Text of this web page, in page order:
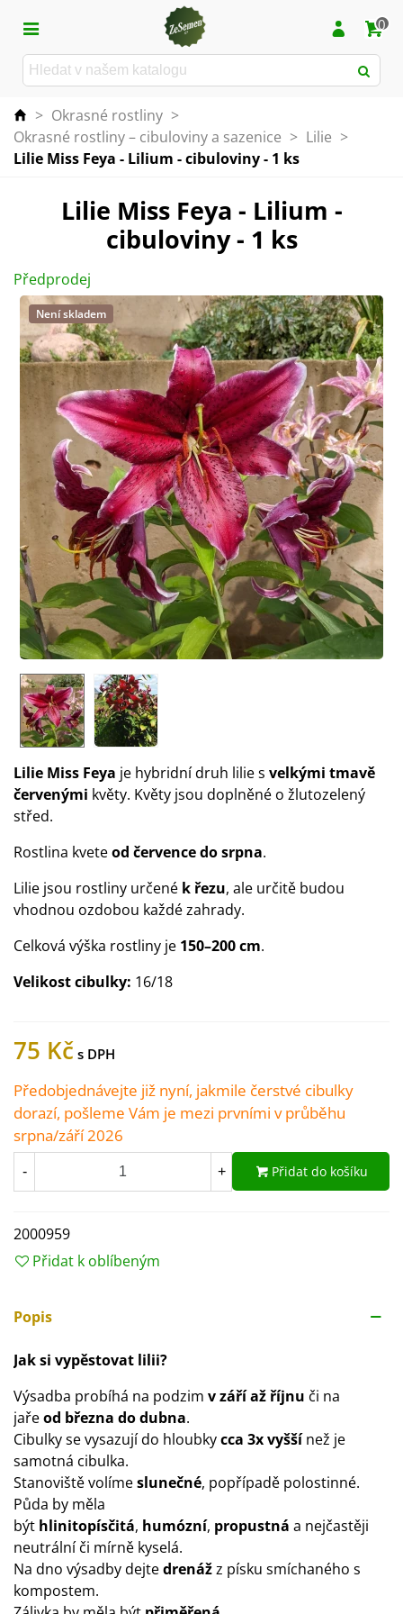
0
> Okrasné rostliny >
Okrasné rostliny – cibuloviny a sazenice > Lilie >
Lilie Miss Feya - Lilium - cibuloviny - 1 ks
Lilie Miss Feya - Lilium -
cibuloviny - 1 ks
Předprodej
Není skladem
Lilie Miss Feya je hybridní druh lilie s velkými tmavě
červenými květy. Květy jsou doplněné o žlutozelený
střed.
Rostlina kveteod července do srpna.
Lilie jsou rostliny určené k řezu, ale určitě budou
vhodnou ozdobou každé zahrady.
Celková výška rostliny je 150–200 cm.
Velikost cibulky: 16/18
75 Kč
Předobjednávejte již nyní, jakmile čerstvé cibulky
dorazí, pošleme Vám je mezi prvními v průběhu
srpna/září 2026
- + Přidat do košíku
2000959
Přidat k oblíbeným
Popis
Jak si vypěstovat lilii?
Výsadba probíhá na podzim v září až říjnu či na
jařeod března do dubna.
Cibulky se vysazují do hloubkycca 3x vyššínež je
samotná cibulka.
Stanoviště volímeslunečné, popřípadě polostinné.
Půda by měla
být hlinitopísčitá, humózní, propustná a nejčastěji
neutrální či mírně kyselá.
Na dno výsadby dejtedrenážz písku smíchaného s
kompostem.